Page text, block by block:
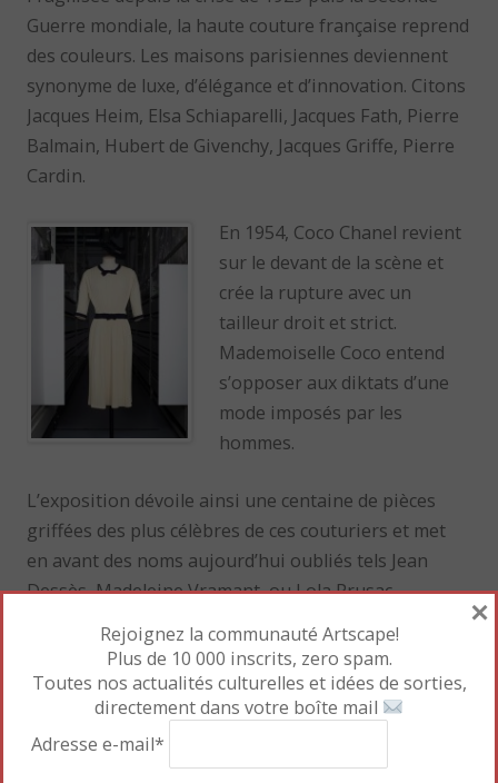
Guerre mondiale, la haute couture française reprend
des couleurs. Les maisons parisiennes deviennent
synonyme de luxe, d’élégance et d’innovation. Citons
Jacques Heim, Elsa Schiaparelli, Jacques Fath, Pierre
Balmain, Hubert de Givenchy, Jacques Griffe, Pierre
Cardin.
En 1954, Coco Chanel revient
sur le devant de la scène et
crée la rupture avec un
tailleur droit et strict.
Mademoiselle Coco entend
s’opposer aux diktats d’une
mode imposés par les
hommes.
L’exposition dévoile ainsi une centaine de pièces
griffées des plus célèbres de ces couturiers et met
en avant des noms aujourd’hui oubliés tels Jean
Dessès, Madeleine Vramant, ou Lola Prusac.
La scénographie est
intéressante avec un long
mur-ruban cerné de lumière
de jour. Quant aux robes du
Rejoignez la communauté Artscape!
Plus de 10 000 inscrits, zero spam.
Toutes nos actualités culturelles et idées de sorties,
directement dans votre boîte mail
Adresse e-mail*
×